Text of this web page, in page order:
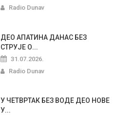
Radio Dunav
ДЕО АПАТИНА ДАНАС БЕЗ
СТРУЈЕ О...
31.07.2026.
Radio Dunav
У ЧЕТВРТАК БЕЗ ВОДЕ ДЕО НОВЕ
У...